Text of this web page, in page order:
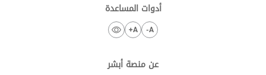
أدوات المساعدة
A-
A+
عن منصة أبشر